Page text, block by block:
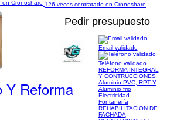
126 veces contratado en Cronoshare
Pedir presupuesto
Y Reforma
Email validado
Teléfono validado
REFORMA INTEGRAL
Y CONTRUCCIONES
Aluminio PVC, RPT Y
Aluminio frio
Electricidad
Fontanería
REHABILITACION DE
FACHADA